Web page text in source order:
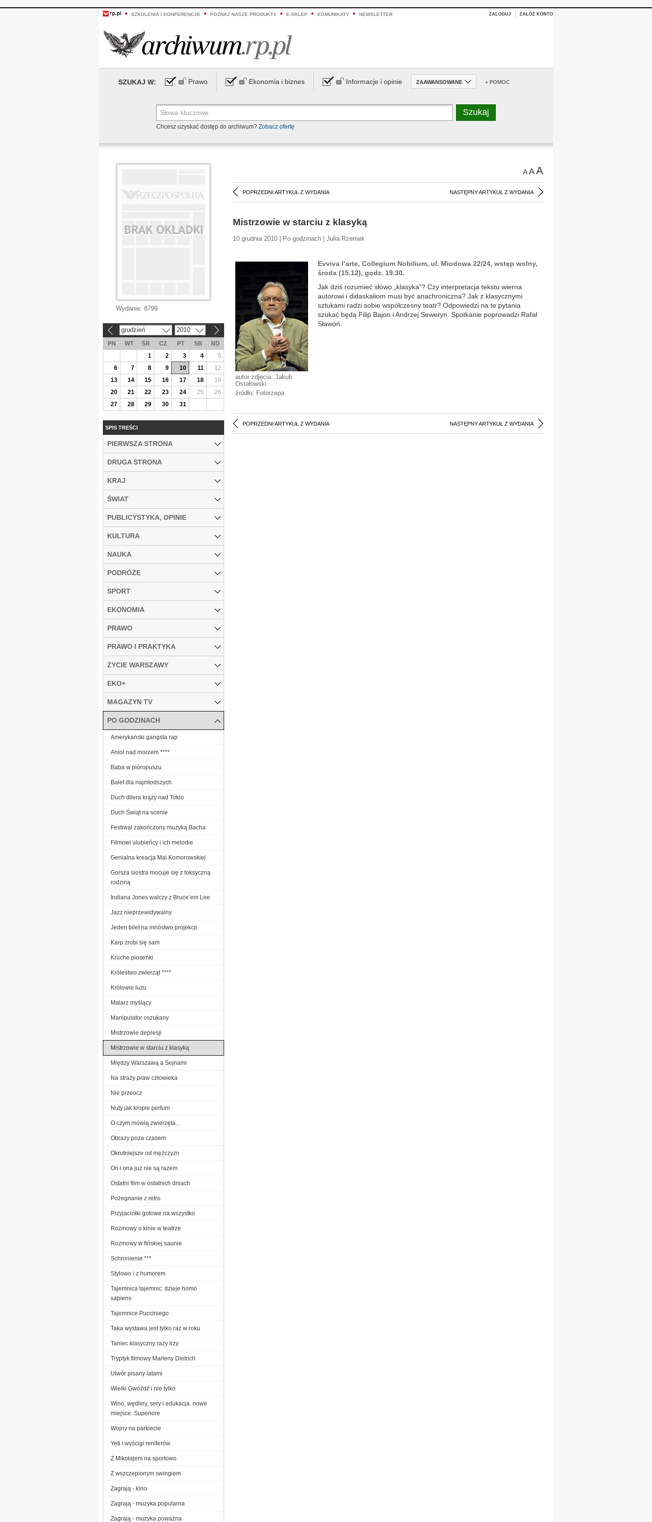
SZKOLENIA I KONFERENCJE POZNAJ NASZE PRODUKTY E-SKLEP KOMUNIKATY NEWSLETTER ZALOGUJ ZAŁÓŻ KONTO
SZUKAJ W: Prawo Ekonomia i biznes Informacje i opinie ZAAWANSOWANE + POMOC
Chcesz uzyskać dostęp do archiwum? Zobacz ofertę
AAA
POPRZEDNI ARTYKUŁ Z WYDANIA NASTĘPNY ARTYKUŁ Z WYDANIA
Mistrzowie w starciu z klasyką
10 grudnia 2010 | Po godzinach | Julia Rzemek
autor zdjęcia: Jakub
Ostałowski
źródło: Fotorzepa
Evviva l’arte, Collegium Nobilium, ul. Miodowa 22/24, wstęp wolny,
środa (15.12), godz. 19.30.
Jak dziś rozumieć słowo „klasyka”? Czy interpretacja tekstu wierna
autorowi i didaskaliom musi być anachroniczna? Jak z klasycznymi
sztukami radzi sobie współczesny teatr? Odpowiedzi na te pytania
szukać będą Filip Bajon i Andrzej Seweryn. Spotkanie poprowadzi Rafał
Sławoń.
POPRZEDNI ARTYKUŁ Z WYDANIA NASTĘPNY ARTYKUŁ Z WYDANIA
Wydanie: 8799
grudzień 2010
PN WT ŚR CZ PT SB
ND
1
2 3 4
5
6
7 8 9 10 11
12
13
14 15 16 17 18
19
20
21 22 23 24 25
26
27
28 29 30 31
SPIS TREŚCI
PIERWSZA STRONA
DRUGA STRONA
KRAJ
ŚWIAT
PUBLICYSTYKA, OPINIE
KULTURA
NAUKA
PODRÓŻE
SPORT
EKONOMIA
PRAWO
PRAWO I PRAKTYKA
ŻYCIE WARSZAWY
EKO+
MAGAZYN TV
PO GODZINACH
Amerykański gangsta rap
Anioł nad morzem ****
Baba w pióropuszu
Balet dla najmłodszych
Duch dilera krąży nad Tokio
Duch Świąt na scenie
Festiwal zakończony muzyką Bacha
Filmowi ulubieńcy i ich melodie
Genialna kreacja Mai Komorowskiej
Gorsza siostra mocuje się z toksyczną
rodziną
Indiana Jones walczy z Bruce’em Lee
Jazz nieprzewidywalny
Jeden bilet na mnóstwo projekcji
Karp zrobi się sam
Kruche piosenki
Królestwo zwierząt ****
Królowie luzu
Malarz myślący
Manipulator oszukany
Mistrzowie depresji
Mistrzowie w starciu z klasyką
Między Warszawą a Sejnami
Na straży praw człowieka
Nie przeocz
Nuty jak krople perfum
O czym mówią zwierzęta...
Obrazy poza czasem
Okrutniejsze od mężczyzn
On i ona już nie są razem
Ostatni film w ostatnich dniach
Pożegnanie z retro
Przyjaciółki gotowe na wszystko
Rozmowy o kinie w teatrze
Rozmowy w fińskiej saunie
Schronienie ***
Stylowo i z humorem
Tajemnica tajemnic: dzieje homo
sapiens
Tajemnice Pucciniego
Taka wystawa jest tylko raz w roku
Taniec klasyczny razy trzy
Tryptyk filmowy Marleny Dietrich
Utwór pisany latami
Wielki Gwóźdź i nie tylko
Wino, wędliny, sery i edukacja. nowe
miejsce: Superiore
Wojny na parkiecie
Yeti i wyścigi reniferów
Z Mikołajem na sportowo
Z wszczepionym swingiem
Zagrają - kino
Zagrają - muzyka popularna
Zagrają - muzyka poważna